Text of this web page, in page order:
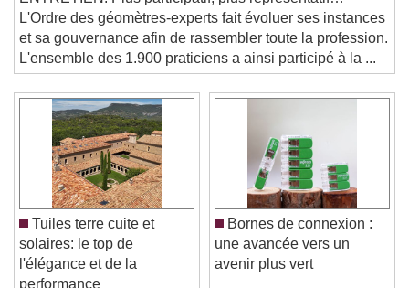
ENTRETIEN. Plus participatif, plus représentatif…
L'Ordre des géomètres-experts fait évoluer ses instances
et sa gouvernance afin de rassembler toute la profession.
L'ensemble des 1.900 praticiens a ainsi participé à la ...
Tuiles terre cuite et
solaires: le top de
l'élégance et de la
Bornes de connexion :
une avancée vers un